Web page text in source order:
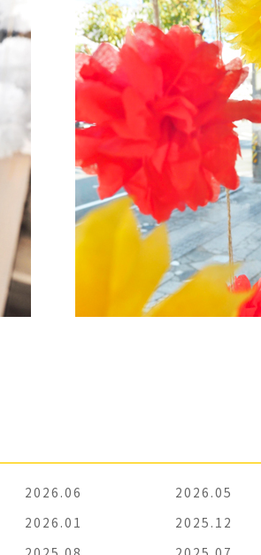
2026.06 2026.05
2026.01 2025.12